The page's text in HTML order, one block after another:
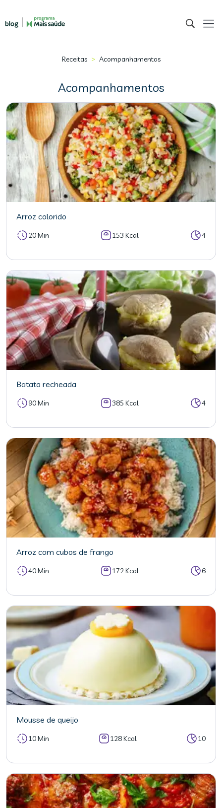
Receitas > Acompanhamentos
Acompanhamentos
Arroz colorido
20 Min 153 Kcal 4
Batata recheada
90 Min 385 Kcal 4
Arroz com cubos de frango
40 Min 172 Kcal 6
Mousse de queijo
10 Min 128 Kcal 10